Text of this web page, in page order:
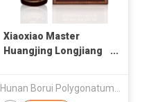
Xiaoxiao Master
Huangjing Longjiang
Hunan Borui Polygonatum Chinese Medicine Industry Co